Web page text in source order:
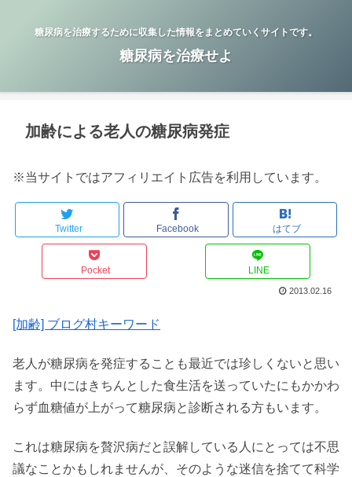
糖尿病を治療するために収集した情報をまとめていくサイトです。
糖尿病を治療せよ
加齢による老人の糖尿病発症
※当サイトではアフィリエイト広告を利用しています。
Twitter Facebook はてブ
Pocket LINE
2013.02.16
[加齢] ブログ村キーワード
老人が糖尿病を発症することも最近では珍しくないと思い
ます。中にはきちんとした食生活を送っていたにもかかわ
らず血糖値が上がって糖尿病と診断される方もいます。
これは糖尿病を贅沢病だと誤解している人にとっては不思
議なことかもしれませんが、そのような迷信を捨てて科学